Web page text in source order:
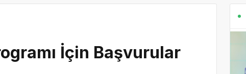
İçin Başvurular